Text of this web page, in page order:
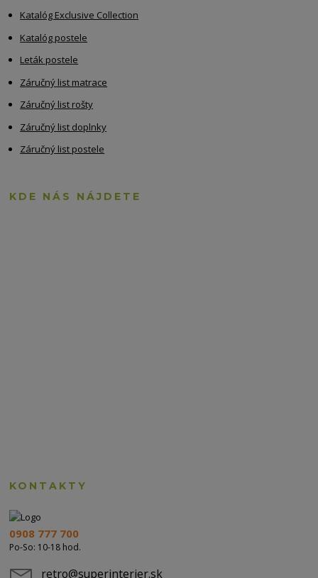
Katalóg Exclusive Collection
Katalóg postele
Leták postele
Záručný list matrace
Záručný list rošty
Záručný list doplnky
Záručný list postele
KDE NÁS NÁJDETE
KONTAKTY
0908 777 700
Po-So: 10-18 hod.
retro@superinterier.sk